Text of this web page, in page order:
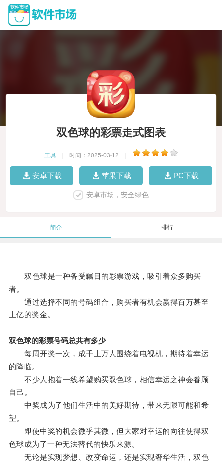
双色球的彩票走式图表
工具 时间：2025-03-12
安卓下载 苹果下载 PC下载
安卓市场，安全绿色
简介 排行
双色球是一种备受瞩目的彩票游戏，吸引着众多购买
者。
通过选择不同的号码组合，购买者有机会赢得百万甚至
上亿的奖金。
双色球的彩票号码总共有多少
每周开奖一次，成千上万人围绕着电视机，期待着幸运
的降临。
不少人抱着一线希望购买双色球，相信幸运之神会眷顾
自己。
中奖成为了他们生活中的美好期待，带来无限可能和希
望。
即使中奖的机会微乎其微，但大家对幸运的向往使得双
色球成为了一种无法替代的快乐来源。
无论是实现梦想、改变命运，还是实现奢华生活，双色